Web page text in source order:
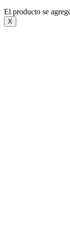
El producto se
X